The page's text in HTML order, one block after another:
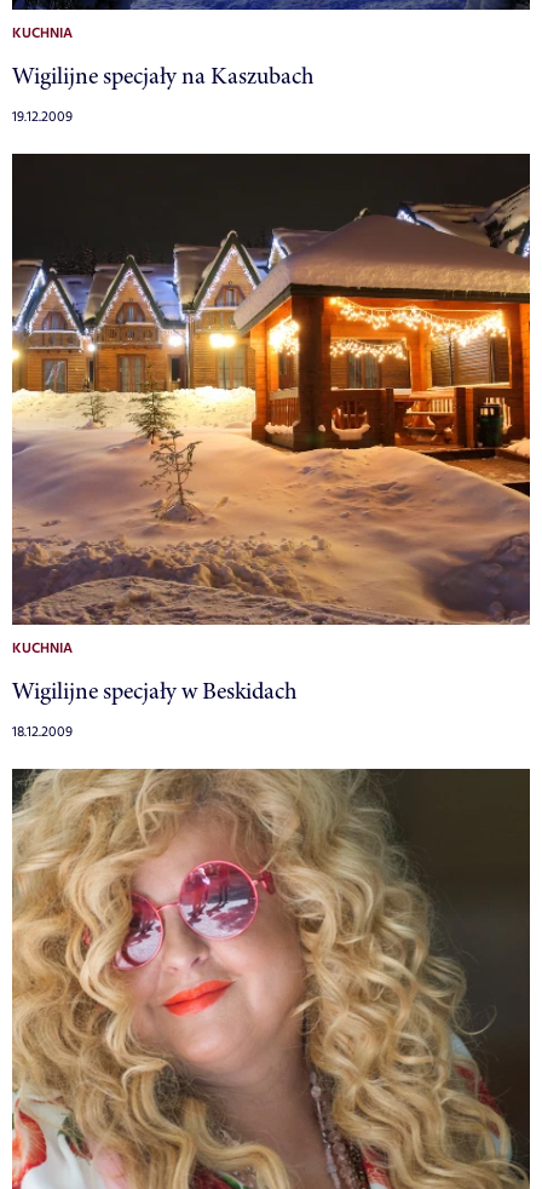
KUCHNIA
Wigilijne specjały na Kaszubach
19.12.2009
KUCHNIA
Wigilijne specjały w Beskidach
18.12.2009